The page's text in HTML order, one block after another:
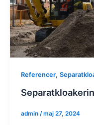
Referencer,
admin /maj 27, 2024